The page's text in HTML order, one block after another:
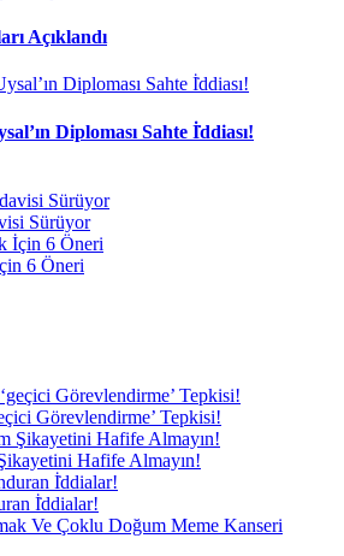
Açıklandı
Diploması Sahte İ̇ddiası!
Sürüyor
6 Öneri
Görevlendirme’ Tepkisi!
Hafife Almayın!
İ̇ddialar!